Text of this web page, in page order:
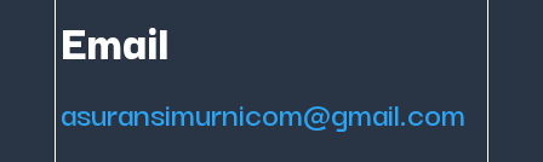
Email
asuransimurnicom@gmail.com